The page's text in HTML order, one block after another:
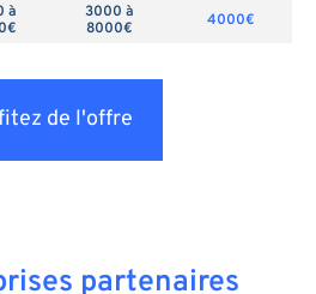
à
3000 à
8000€
4000€
de l'offre
partenaires